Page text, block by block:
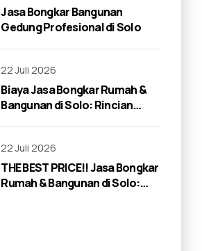
Jasa Bongkar Bangunan
Gedung Profesional di Solo
22 Juli 2026
Biaya Jasa Bongkar Rumah &
Bangunan di Solo: Rincian
22 Juli 2026
THE BEST PRICE!! Jasa Bongkar
Rumah & Bangunan di Solo: